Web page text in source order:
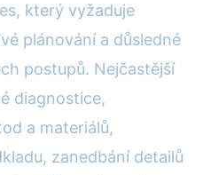
který vyžaduje
plánování a důsledné
postupů. Nejčastější
diagnostice,
a materiálů,
zanedbání detailů